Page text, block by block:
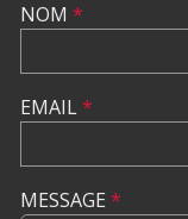
NOM *
EMAIL*
MESSAGE *